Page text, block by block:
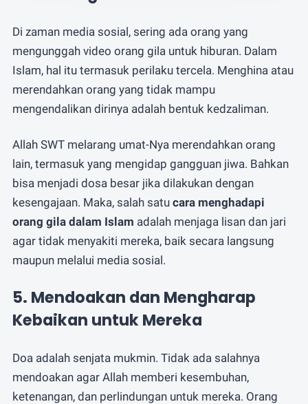
Di zaman media sosial, sering ada orang yang
mengunggah video orang gila untuk hiburan. Dalam
Islam, hal itu termasuk perilaku tercela. Menghina atau
merendahkan orang yang tidak mampu
mengendalikan dirinya adalah bentuk kedzaliman.
Allah SWT melarang umat-Nya merendahkan orang
lain, termasuk yang mengidap gangguan jiwa. Bahkan
bisa menjadi dosa besar jika dilakukan dengan
kesengajaan. Maka, salah satu cara menghadapi
orang gila dalam Islam adalah menjaga lisan dan jari
agar tidak menyakiti mereka, baik secara langsung
maupun melalui media sosial.
5. Mendoakan dan Mengharap
Kebaikan untuk Mereka
Doa adalah senjata mukmin. Tidak ada salahnya
mendoakan agar Allah memberi kesembuhan,
ketenangan, dan perlindungan untuk mereka. Orang